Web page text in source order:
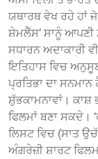
ਯਥਾਰਥ ਵੇਖ ਰਹੇ ਹਾਂ
ਸ਼ੇਮਲੈੱਸ’ ਸਾਨੂੰ
ਸਧਾਰਨ ਅਦਾਕਾਰੀ
ਇਤਿਹਾਸ ਵਿਚ
ਪ੍ਰਤਿਭਾ ਦਾ
ਸ਼ੁੱਭਕਾਮਨਾਵਾਂ। ਕਾਸ਼
ਫਿਲਮਾਂ ਬਣਾ ਸਕਦੇ।
ਲਿਸਟ ਵਿਚ (ਸਾਤ
ਅੰਗਰੇਜ਼ੀ ਸ਼ਾਰਟ